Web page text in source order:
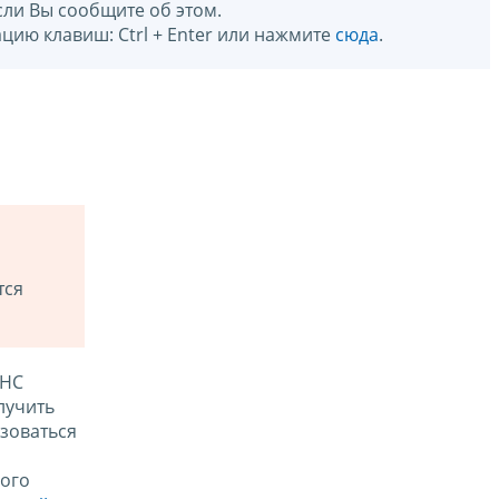
Вы сообщите об этом.
клавиш: Ctrl + Enter или нажмите сюда.